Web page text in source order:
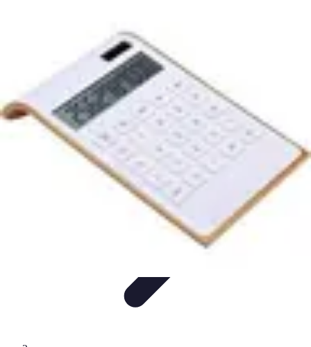
Revenus PassifsÉpargne
Opportunités Financières